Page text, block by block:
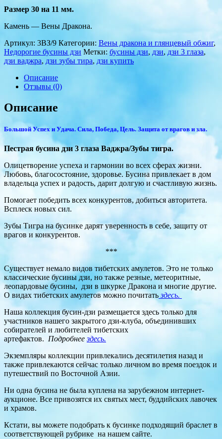
Размер 30 на 11 мм.
Камень — Вены Дракона.
Артикул: 3BЗ/9 Категории: Вены дракона и глянцевый обжиг,
Недорогие бусины дзи Метки: бусины дзи, дзи, дзи 3 глаза,
дзи ваджра, дзи зубы тира, дзи купить
Описание
Отзывы (0)
Описание
Большой Успех и Удача. Сила, Победа, Цель. Защита от врагов и зла.
Пестрая бусина дзи 3 глаза Ваджра/Зубы тигра.
Олицетворение успеха и гармонии во всех сферах жизни.
Любовь, благосостояние, здоровье. Бусина привлекает в дом
владельца успех и радость, дарит долгую и счастливую жизнь.
Помогает победить всех конкурентов, добиться авторитета.
Всплеск новых сил.
Зубы Тигра на бусинке дарят уверенность в себе, защиту от
врагов и конкурентов.
***
Существует немало видов тибетских амулетов. Это не только
классические бусины дзи, но также резные, метеоритные,
леопардовые бусины, дзи в шкурке Дракона и многие другие.
О видах тибетских амулетов можно почитать здесь.
Наша коллекция бусин-дзи размещается здесь только для
участников нашего закрытого дзи-клуба, объединивших
собирателей и любителей тибетских
артефактов. Подробнеездесь.
Экземпляры коллекции привлекались десятилетия назад и
также привлекаются сейчас только личном во время поездок и
путешествий по Восточной Азии.
Ни одна бусина не была куплена на зарубежном интернет-
аукционе. Все привозятся их святых мест, буддийских лавочек
и храмов.
Кстати, вы можете подобрать к бусинке подходящий браслет в
соответствующей рубрике на нашем сайте.